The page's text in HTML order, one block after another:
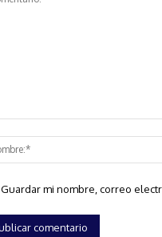
Guardar mi nombre, correo